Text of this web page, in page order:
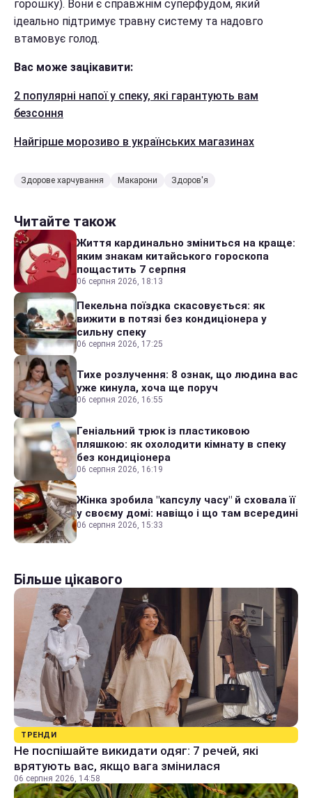
горошку). Вони є справжнім суперфудом, який
ідеально підтримує травну систему та надовго
втамовує голод.
Вас може зацікавити:
2 популярні напої у спеку, які гарантують вам
безсоння
Найгірше морозиво в українських магазинах
Здорове харчування Макарони Здоров'я
Читайте також
Життя кардинально зміниться на краще:
яким знакам китайського гороскопа
пощастить 7 серпня
06 серпня 2026, 18:13
Пекельна поїздка скасовується: як
вижити в потязі без кондиціонера у
сильну спеку
06 серпня 2026, 17:25
Тихе розлучення: 8 ознак, що людина вас
уже кинула, хоча ще поруч
06 серпня 2026, 16:55
Геніальний трюк із пластиковою
пляшкою: як охолодити кімнату в спеку
без кондиціонера
06 серпня 2026, 16:19
Жінка зробила "капсулу часу" й сховала її
у своєму домі: навіщо і що там всередині
06 серпня 2026, 15:33
Більше цікавого
ТРЕНДИ
Не поспішайте викидати одяг: 7 речей, які
врятують вас, якщо вага змінилася
06 серпня 2026, 14:58